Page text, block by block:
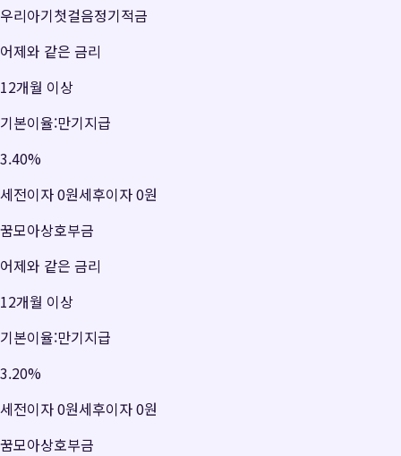
우리아기첫걸음정기적금
어제와 같은 금리
12개월 이상
기본이율:만기지급
3.40%
세전이자0원세후이자0원
꿈모아상호부금
어제와 같은 금리
12개월 이상
기본이율:만기지급
3.20%
세전이자0원세후이자0원
꿈모아상호부금